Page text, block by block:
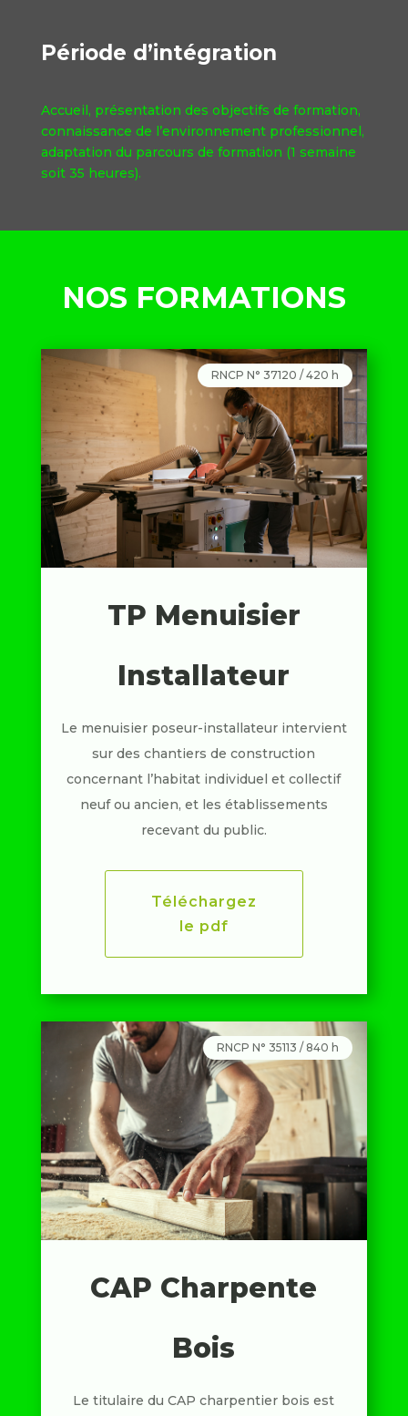
Période d’intégration
Accueil, présentation des objectifs de formation,
connaissance de l’environnement professionnel,
adaptation du parcours de formation (1 semaine
soit 35 heures).
NOS FORMATIONS
RNCP N° 37120 / 420 h
TP Menuisier
Installateur
Le menuisier poseur-installateur intervient
sur des chantiers de construction
concernant l’habitat individuel et collectif
neuf ou ancien, et les établissements
recevant du public.
Téléchargez
le pdf
RNCP N° 35113 / 840 h
CAP Charpente
Bois
Le titulaire du CAP charpentier bois est